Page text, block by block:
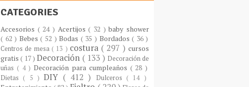
CATEGORIES
Accesorios ( 24 ) Acertijos( 32 )baby shower
( 62 ) Bebes( 52 )Bodas ( 35 ) Bordados( 36 )
Centros de mesa ( 13 ) costura ( 297 )cursos
gratis( 17 )Decoración ( 133 ) Decoración de
uñas ( 4 )Decoración para cumpleaños ( 28 )
Dietas ( 5 )DIY ( 412 ) Dulceros ( 14 )